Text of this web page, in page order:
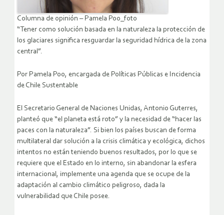
Columna de opinión – Pamela Poo_foto
“Tener como solución basada en la naturaleza la protección de
los glaciares significa resguardar la seguridad hídrica de la zona
central”.
Por Pamela Poo, encargada de Políticas Públicas e Incidencia
de Chile Sustentable
El Secretario General de Naciones Unidas, Antonio Guterres,
planteó que “el planeta está roto” y la necesidad de “hacer las
paces con la naturaleza”. Si bien los países buscan de forma
multilateral dar solución a la crisis climática y ecológica, dichos
intentos no están teniendo buenos resultados, por lo que se
requiere que el Estado en lo interno, sin abandonar la esfera
internacional, implemente una agenda que se ocupe de la
adaptación al cambio climático peligroso, dada la
vulnerabilidad que Chile posee.